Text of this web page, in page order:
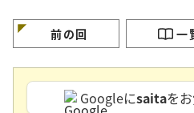
前の回 一
Googleにsaitaを